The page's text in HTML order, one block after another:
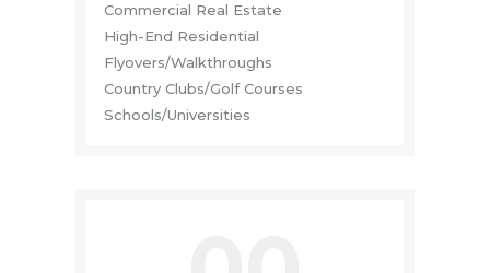
Commercial Real Estate
High-End Residential
Flyovers/Walkthroughs
Country Clubs/Golf Courses
Schools/Universities